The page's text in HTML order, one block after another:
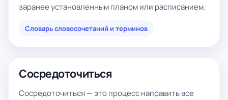
заранее установленным планом или расписанием.
Словарь словосочетаний и терминов
Сосредоточиться
Сосредоточиться — это процесс направить все